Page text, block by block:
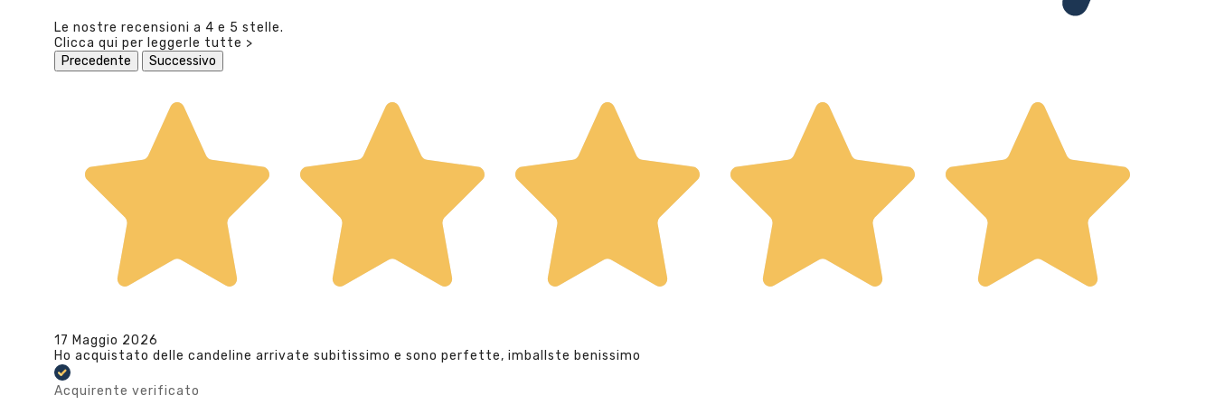
Le nostre recensioni a 4 e 5 stelle.
Clicca qui per leggerle tutte >
Precedente
Successivo
17 Maggio 2026
Ho acquistato delle candeline arrivate subitissimo e sono perfette, imballste benissimo
Acquirente verificato